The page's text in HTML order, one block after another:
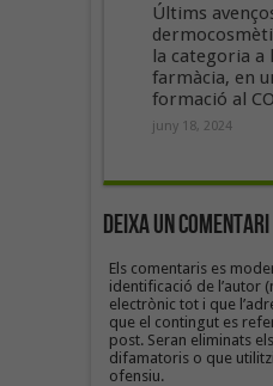
Últims
la categoria a
farmàcia, en
formació al
juny 18, 2024
Deixa un Comentari
Els comentaris es
identificació de l’autor
electrònic tot i que
que el contingut es
post. Seran eliminats
difamatoris o que
ofensiu.